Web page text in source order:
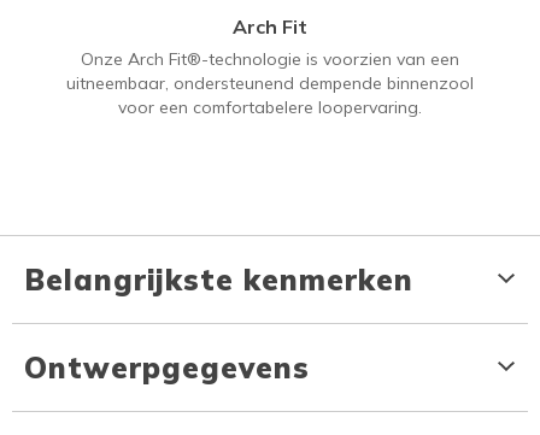
Arch Fit
Onze Arch Fit®-technologie is voorzien van een
uitneembaar, ondersteunend dempende binnenzool
voor een comfortabelere loopervaring.
Belangrijkste kenmerken
Ontwerpgegevens